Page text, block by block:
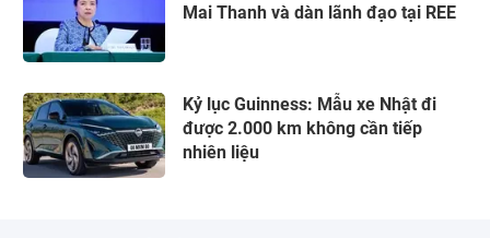
Mai Thanh và dàn lãnh đạo tại REE
Kỷ lục Guinness: Mẫu xe Nhật đi
được 2.000 km không cần tiếp
nhiên liệu